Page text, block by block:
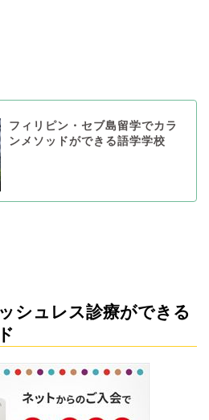
フィリピン・セブ島留学でカラ
ンメソッドができる語学学校
シュレス診療ができる